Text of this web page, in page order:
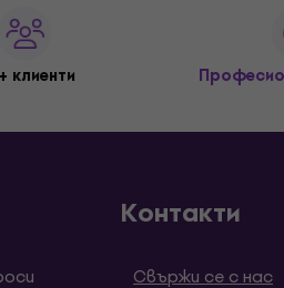
клиенти
Контакти
Свържи се с нас